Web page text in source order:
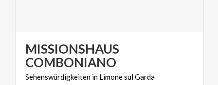
MISSIONSHAUS
COMBONIANO
Sehenswürdigkeiten in LimonesulGarda